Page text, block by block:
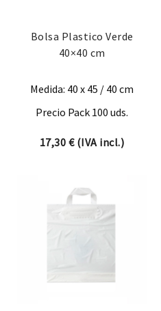
Bolsa Plastico Verde
40×40 cm
Medida: 40 x 45 / 40 cm
Precio Pack 100 uds.
17,30 €(IVA incl.)